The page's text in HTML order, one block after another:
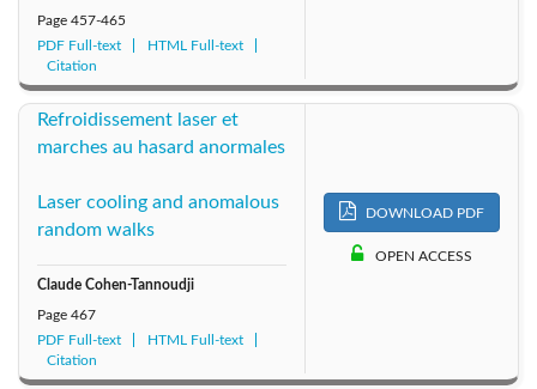
1993: Vol. 10 1992: Vol. 9
Page 457-465
PDF Full-text
HTML Full-text
Citation
Refroidissement laser et
marches au hasard anormales
Laser cooling and anomalous
random walks
Claude Cohen-Tannoudji
Page 467
PDF Full-text
HTML Full-text
Citation
DOWNLOAD PDF
OPEN ACCESS